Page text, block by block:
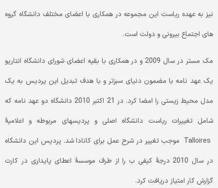
نیز به عهده ریاست این مجموعه در همکاری با اعضای مختلف دانشگاه گروه
های اجتماع بیرونی و دولت است.
مک مستر در سال 2009 و در همکاری با بقیه اعضای شورای دانشگاه انتاریو
یک عهد نامه با مضمون دنیای سبزتر و با هدف تبدیل این پردیس به یک
مدل محیط زیستی را امضا کرد. در 21 اکتبر 2010 دانشگاه دو عهد نامه که
شامل تغییرات ریاست دانشگاه اصلی و پردیس­های مربوطه و اعلامیۀ
Talloires موجب تغییر در شرح عمل برای کانادا شد. پردیس این دانشگاه
در سال 2010 درجۀ کیفی ب را از طرف موسسۀ اعطای پایداری در کارت
گزارش کار امتیاز دریافت کرد.